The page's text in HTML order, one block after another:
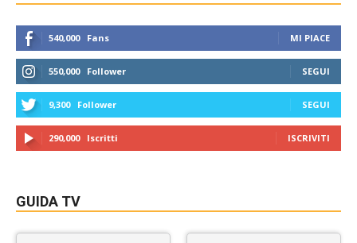
540,000 Fans MI PIACE
550,000 Follower SEGUI
9,300 Follower SEGUI
290,000 Iscritti ISCRIVITI
GUIDA TV